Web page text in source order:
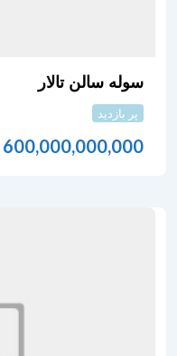
سوله سالن تالار
پر بازدید
600,000,000,000